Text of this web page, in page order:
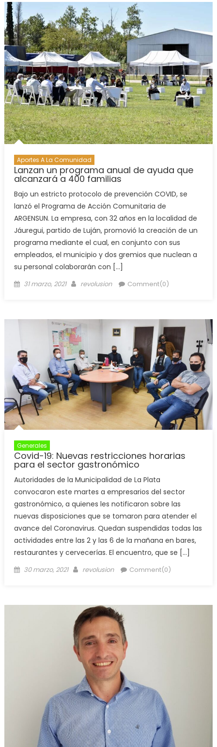
Aportes A La Comunidad
Lanzan un programa anual de ayuda que
alcanzará a 400 familias
Bajo un estricto protocolo de prevención COVID, se
lanzó el Programa de Acción Comunitaria de
ARGENSUN. La empresa, con 32 años en la localidad de
Jáuregui, partido de Luján, promovió la creación de un
programa mediante el cual, en conjunto con sus
empleados, el municipio y dos gremios que nuclean a
su personal colaborarán con […]
31 marzo, 2021 revolusion Comment(0)
Generales
Covid-19: Nuevas restricciones horarias
para el sector gastronómico
Autoridades de la Municipalidad de La Plata
convocaron este martes a empresarios del sector
gastronómico, a quienes les notificaron sobre las
nuevas disposiciones que se tomaron para atender el
avance del Coronavirus. Quedan suspendidas todas las
actividades entre las 2 y las 6 de la mañana en bares,
restaurantes y cervecerías. El encuentro, que se […]
30 marzo, 2021 revolusion Comment(0)